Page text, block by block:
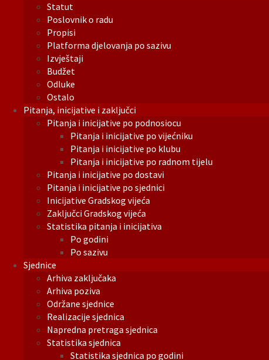
Statut
Poslovnik o radu
Propisi
Platforma djelovanja po sazivu
Izvještaji
Budžet
Odluke
Ostalo
Pitanja, inicijative i zaključci
Pitanja i inicijative po podnosiocu
Pitanja i inicijative po vijećniku
Pitanja i inicijative po klubu
Pitanja i inicijative po radnom tijelu
Pitanja i inicijative po dostavi
Pitanja i inicijative po sjednici
Inicijative Gradskog vijeća
Zaključci Gradskog vijeća
Statistika pitanja i inicijativa
Po godini
Po sazivu
Sjednice
Arhiva zaključaka
Arhiva poziva
Održane sjednice
Realizacije sjednica
Napredna pretraga sjednica
Statistika sjednica
Statistika sjednica po godini